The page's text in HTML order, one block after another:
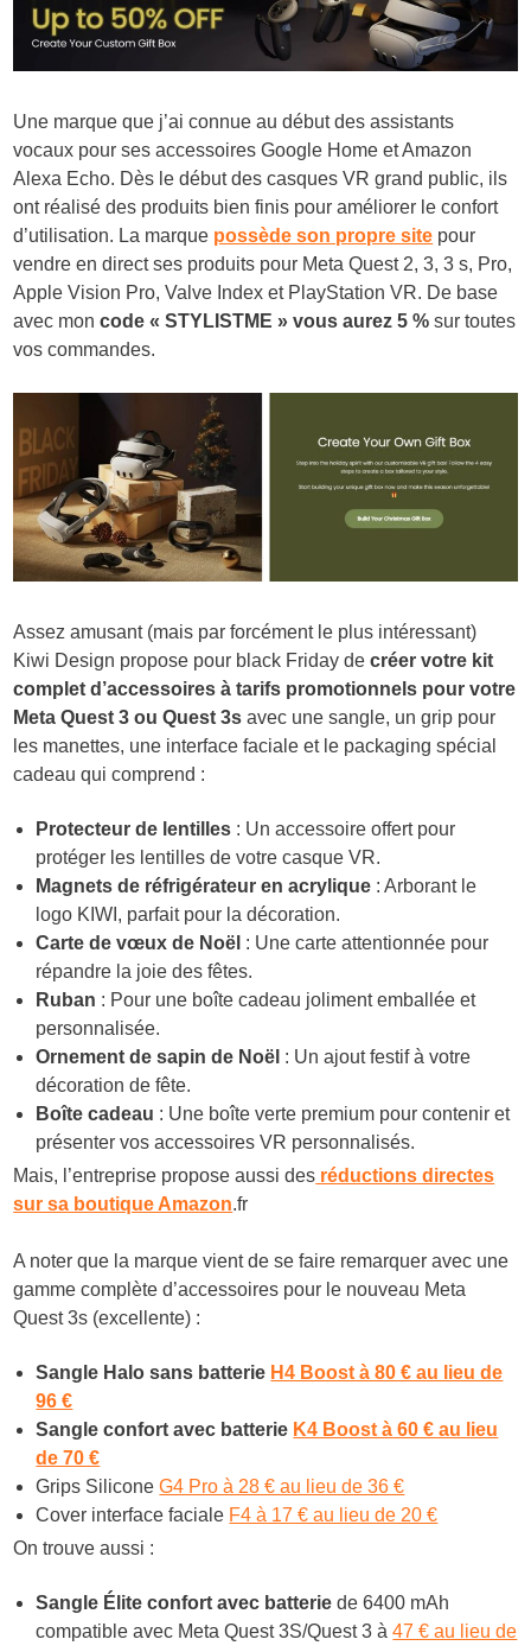
Une marque que j’ai connue au début des assistants
vocaux pour ses accessoires Google Home et Amazon
Alexa Echo. Dès le début des casques VR grand public, ils
ont réalisé des produits bien finis pour améliorer le confort
d’utilisation. La marque possède son propre site pour
vendre en direct ses produits pour Meta Quest 2, 3, 3 s, Pro,
Apple Vision Pro, Valve Index et PlayStation VR. De base
avec moncode « STYLISTME » vous aurez 5 % sur toutes
vos commandes.
Assez amusant (mais par forcément le plus intéressant)
Kiwi Design propose pour black Friday decréer votre kit
complet d’accessoires à tarifs promotionnels pour votre
Meta Quest 3 ou Quest 3s avec une sangle, un grip pour
les manettes, une interface faciale et le packaging spécial
cadeau qui comprend :
Protecteur de lentilles : Un accessoire offert pour
protéger les lentilles de votre casque VR.
Magnets de réfrigérateur en acrylique : Arborant le
logo KIWI, parfait pour la décoration.
Carte de vœux de Noël : Une carte attentionnée pour
répandre la joie des fêtes.
Ruban : Pour une boîte cadeau joliment emballée et
personnalisée.
Ornement de sapin de Noël : Un ajout festif à votre
décoration de fête.
Boîte cadeau : Une boîte verte premium pour contenir et
présenter vos accessoires VR personnalisés.
Mais, l’entreprise propose aussi des réductions directes
sur sa boutique Amazon.fr
A noter que la marque vient de se faire remarquer avec une
gamme complète d’accessoires pour le nouveau Meta
Quest 3s (excellente) :
Sangle Halo sans batterie H4 Boost à 80 € au lieu de
96 €
Sangle confort avec batterie K4 Boost à 60 € au lieu
de 70 €
Grips SiliconeG4 Pro à 28 € au lieu de 36 €
Cover interface faciale F4 à 17 € au lieu de 20 €
On trouve aussi :
Sangle Élite confort avec batterie de 6400 mAh
compatible avec Meta Quest 3S/Quest 3 à47 € au lieu de